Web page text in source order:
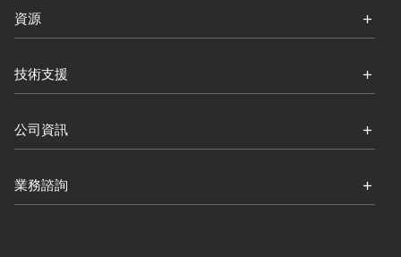
資源
技術支援
公司資訊
業務諮詢